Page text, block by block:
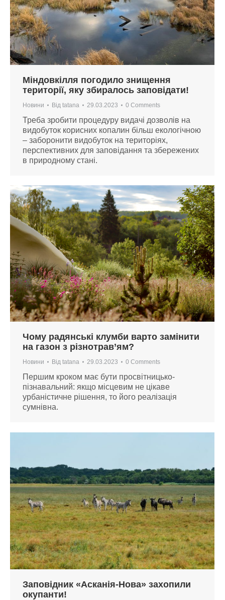
Міндовкілля погодило знищення
території, яку збиралось заповідати!
Новини Від tatana 29.03.2023 0 Comments
Треба зробити процедуру видачі дозволів на
видобуток корисних копалин більш екологічною
– заборонити видобуток на територіях,
перспективних для заповідання та збережених
в природному стані.
Чому радянські клумби варто замінити
на газон з різнотрав’ям?
Новини Від tatana 29.03.2023 0 Comments
Першим кроком має бути просвітницько-
пізнавальний: якщо місцевим не цікаве
урбаністичне рішення, то його реалізація
сумнівна.
Заповідник «Асканія-Нова» захопили
окупанти!